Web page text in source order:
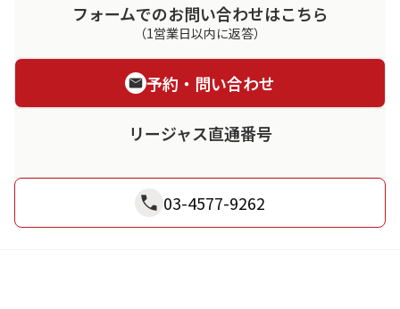
フォームでのお問い合わせはこちら
（1営業日以内に返答）
予約・問い合わせ
リージャス直通番号
03-4577-9262